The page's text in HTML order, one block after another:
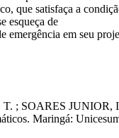
que satisfaça a
esqueça de
emergência em seu
; SOARES JUNIOR,
Maringá: